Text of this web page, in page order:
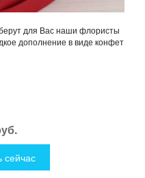
для Вас наши флористы
дополнение в виде конфет
сейчас